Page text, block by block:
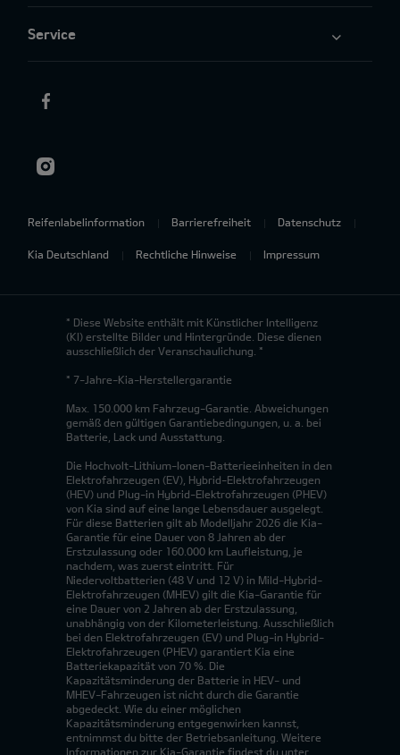
Service
Reifenlabelinformation Barrierefreiheit Datenschutz
Kia Deutschland Rechtliche Hinweise Impressum
* Diese Website enthält mit Künstlicher Intelligenz
(KI) erstellte Bilder und Hintergründe. Diese dienen
ausschließlich der Veranschaulichung. *
* 7-Jahre-Kia-Herstellergarantie
Max. 150.000 km Fahrzeug-Garantie. Abweichungen
gemäß den gültigen Garantiebedingungen, u. a. bei
Batterie, Lack und Ausstattung.
Die Hochvolt-Lithium-Ionen-Batterieeinheiten in den
Elektrofahrzeugen (EV), Hybrid-Elektrofahrzeugen
(HEV) und Plug-in Hybrid-Elektrofahrzeugen (PHEV)
von Kia sind auf eine lange Lebensdauer ausgelegt.
Für diese Batterien gilt ab Modelljahr 2026 die Kia-
Garantie für eine Dauer von 8 Jahren ab der
Erstzulassung oder 160.000 km Laufleistung, je
nachdem, was zuerst eintritt. Für
Niedervoltbatterien (48 V und 12 V) in Mild-Hybrid-
Elektrofahrzeugen (MHEV) gilt die Kia-Garantie für
eine Dauer von 2 Jahren ab der Erstzulassung,
unabhängig von der Kilometerleistung. Ausschließlich
bei den Elektrofahrzeugen (EV) und Plug-in Hybrid-
Elektrofahrzeugen (PHEV) garantiert Kia eine
Batteriekapazität von 70 %. Die
Kapazitätsminderung der Batterie in HEV- und
MHEV-Fahrzeugen ist nicht durch die Garantie
abgedeckt. Wie du einer möglichen
Kapazitätsminderung entgegenwirken kannst,
entnimmst du bitte der Betriebsanleitung. Weitere
Informationen zur Kia-Garantie findest du unter